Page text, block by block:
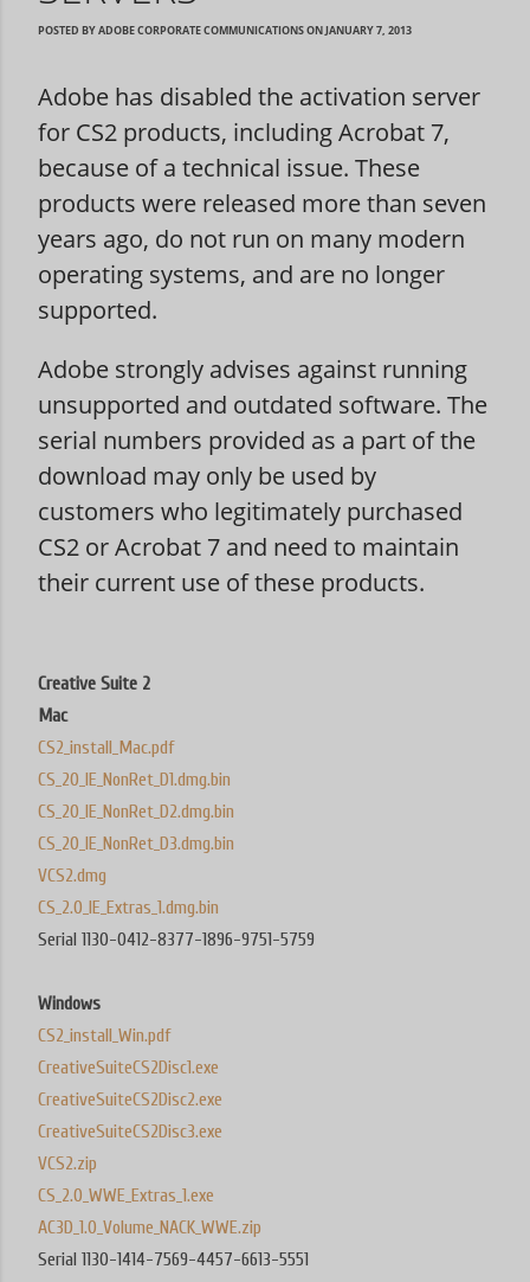
POSTED BYADOBE CORPORATE COMMUNICATIONSONJANUARY 7, 2013
Adobe has disabled the activation server
for CS2 products, including Acrobat 7,
because of a technical issue. These
products were released more than seven
years ago, do not run on many modern
operating systems, and are no longer
supported.
Adobe strongly advises against running
unsupported and outdated software. The
serial numbers provided as a part of the
download may only be used by
customers who legitimately purchased
CS2 or Acrobat 7 and need to maintain
their current use of these products.
Creative Suite 2
Mac
CS2_install_Mac.pdf
CS_20_IE_NonRet_D1.dmg.bin
CS_20_IE_NonRet_D2.dmg.bin
CS_20_IE_NonRet_D3.dmg.bin
VCS2.dmg
CS_2.0_IE_Extras_1.dmg.bin
Serial 1130-0412-8377-1896-9751-5759
Windows
CS2_install_Win.pdf
CreativeSuiteCS2Disc1.exe
CreativeSuiteCS2Disc2.exe
CreativeSuiteCS2Disc3.exe
VCS2.zip
CS_2.0_WWE_Extras_1.exe
AC3D_1.0_Volume_NACK_WWE.zip
Serial 1130-1414-7569-4457-6613-5551